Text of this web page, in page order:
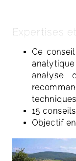
Expertises
Ce
analyse
15
Objectif